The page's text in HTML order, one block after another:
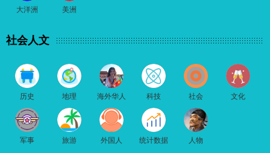
大洋洲 美洲
社会人文
历史 地理 海外华人 科技 社会 文化
军事 旅游 外国人 统计数据 人物